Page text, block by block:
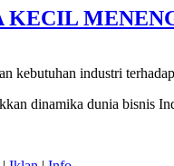
KECIL
kebutuhan industri
dinamika dunia bisnis